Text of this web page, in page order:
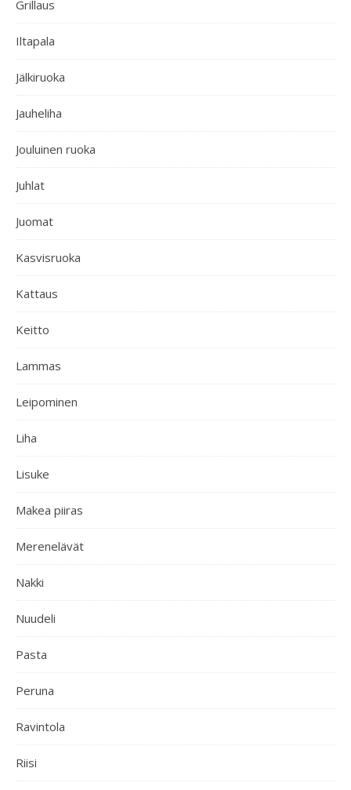
Grillaus
Iltapala
Jälkiruoka
Jauheliha
Jouluinen ruoka
Juhlat
Juomat
Kasvisruoka
Kattaus
Keitto
Lammas
Leipominen
Liha
Lisuke
Makea piiras
Merenelävät
Nakki
Nuudeli
Pasta
Peruna
Ravintola
Riisi